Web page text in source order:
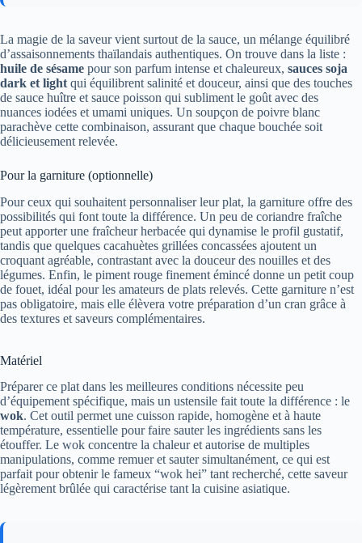
La magie de la saveur vient surtout de la sauce, un mélange équilibré
d’assaisonnements thaïlandais authentiques. On trouve dans la liste :
huile de sésame pour son parfum intense et chaleureux, sauces soja
dark et light qui équilibrent salinité et douceur, ainsi que des touches
de sauce huître et sauce poisson qui subliment le goût avec des
nuances iodées et umami uniques. Un soupçon de poivre blanc
parachève cette combinaison, assurant que chaque bouchée soit
délicieusement relevée.
Pour la garniture (optionnelle)
Pour ceux qui souhaitent personnaliser leur plat, la garniture offre des
possibilités qui font toute la différence. Un peu de coriandre fraîche
peut apporter une fraîcheur herbacée qui dynamise le profil gustatif,
tandis que quelques cacahuètes grillées concassées ajoutent un
croquant agréable, contrastant avec la douceur des nouilles et des
légumes. Enfin, le piment rouge finement émincé donne un petit coup
de fouet, idéal pour les amateurs de plats relevés. Cette garniture n’est
pas obligatoire, mais elle élèvera votre préparation d’un cran grâce à
des textures et saveurs complémentaires.
Matériel
Préparer ce plat dans les meilleures conditions nécessite peu
d’équipement spécifique, mais un ustensile fait toute la différence : le
wok. Cet outil permet une cuisson rapide, homogène et à haute
température, essentielle pour faire sauter les ingrédients sans les
étouffer. Le wok concentre la chaleur et autorise de multiples
manipulations, comme remuer et sauter simultanément, ce qui est
parfait pour obtenir le fameux “wok hei” tant recherché, cette saveur
légèrement brûlée qui caractérise tant la cuisine asiatique.